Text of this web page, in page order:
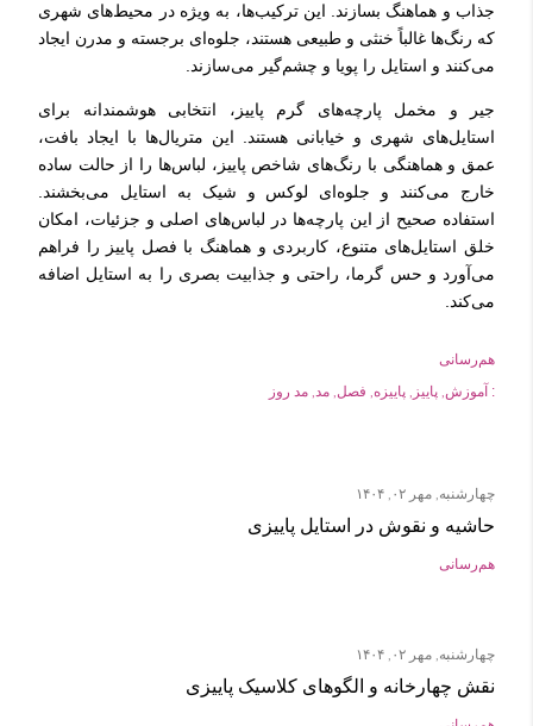
جذاب و هماهنگ بسازند. این ترکیب‌ها، به ویژه در محیط‌های شهری
که رنگ‌ها غالباً خنثی و طبیعی هستند، جلوه‌ای برجسته و مدرن ایجاد
می‌کنند و استایل را پویا و چشم‌گیر می‌سازند.
جیر و مخمل پارچه‌های گرم پاییز، انتخابی هوشمندانه برای
استایل‌های شهری و خیابانی هستند. این متریال‌ها با ایجاد بافت،
عمق و هماهنگی با رنگ‌های شاخص پاییز، لباس‌ها را از حالت ساده
خارج می‌کنند و جلوه‌ای لوکس و شیک به استایل می‌بخشند.
استفاده صحیح از این پارچه‌ها در لباس‌های اصلی و جزئیات، امکان
خلق استایل‌های متنوع، کاربردی و هماهنگ با فصل پاییز را فراهم
می‌آورد و حس گرما، راحتی و جذابیت بصری را به استایل اضافه
می‌کند.
هم‌رسانی
: آموزش پاییز پاییزه فصل مد مد روز
چهارشنبه, مهر ۰۲, ۱۴۰۴
حاشیه و نقوش در استایل پاییزی
هم‌رسانی
چهارشنبه, مهر ۰۲, ۱۴۰۴
نقش چهارخانه و الگوهای کلاسیک پاییزی